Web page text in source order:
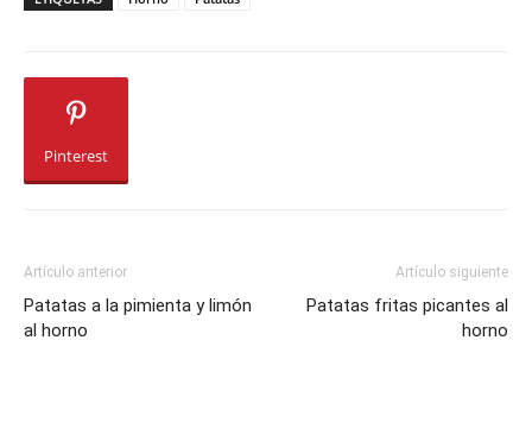
Pinterest
Artículo anterior
Patatas a la pimienta y limón
al horno
Artículo siguiente
Patatas fritas picantes al
horno